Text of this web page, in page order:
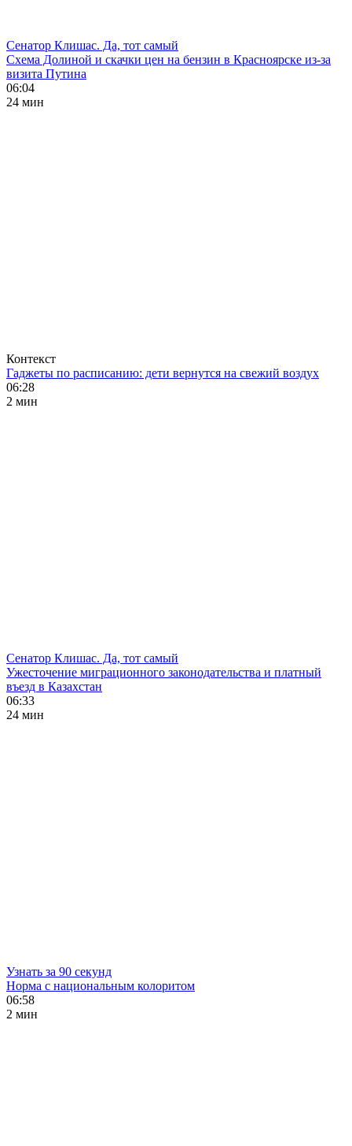
Сенатор Клишас. Да, тот самый
Схема Долиной и скачки цен на бензин в Красноярске из-за
визита Путина
06:04
24 мин
Контекст
Гаджеты по расписанию: дети вернутся на свежий воздух
06:28
2 мин
Сенатор Клишас. Да, тот самый
Ужесточение миграционного законодательства и платный
въезд в Казахстан
06:33
24 мин
Узнать за 90 секунд
Норма с национальным колоритом
06:58
2 мин